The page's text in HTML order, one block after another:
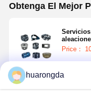
Obtenga El Mejor
precisión
Price：
huarongda